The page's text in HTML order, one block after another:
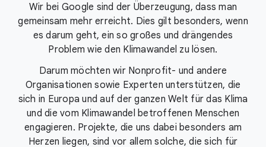
Wir bei Google sind der Überzeugung, dass man
gemeinsam mehr erreicht. Dies gilt besonders, wenn
es darum geht, ein so großes und drängendes
Problem wie den Klimawandel zu lösen.
Darum möchten wir Nonprofit- und andere
Organisationen sowie Experten unterstützen, die
sich in Europa und auf der ganzen Welt für das Klima
und die vom Klimawandel betroffenen Menschen
engagieren. Projekte, die uns dabei besonders am
Herzen liegen, sind vor allem solche, die sich für